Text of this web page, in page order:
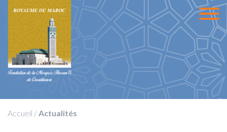
Accueil /Actualités